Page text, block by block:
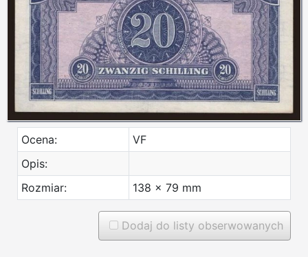
Ocena:
VF
Opis:
Rozmiar:
138 x 79 mm
Dodaj do listy obserwowanych